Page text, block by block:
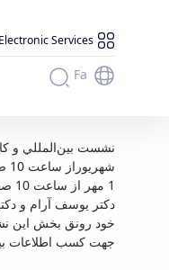
Electronic Services
Fa
1 مهر از ساعت 10 صبح برگزار خواهد شد. در اين نشست اساتيد و محققان ايران‌شناس از دانشگاه هاي داخل و خارج از كشور به بحث و تبادل نظر خواهند پرداخت.
دكتر يوسف آرام و
خود رونق بخش اين
جهت كسب اطلاعات بيشتر با